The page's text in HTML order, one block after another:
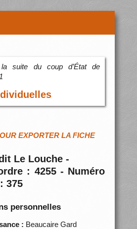
suite du coup d’État de
EXPORTER LA FICHE
Le Louche -
: 4255 - Numéro
375
personnelles
: Beaucaire Gard